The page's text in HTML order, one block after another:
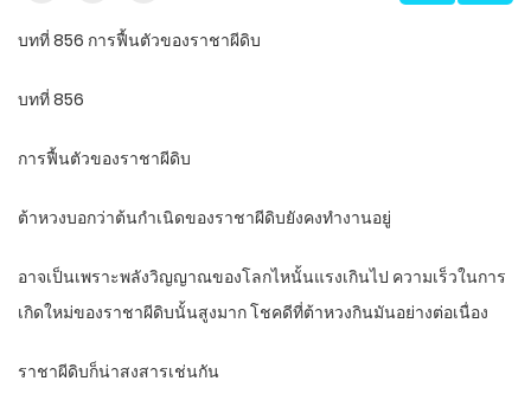
บทที่ 856 การฟื้นตัวของราชาผีดิบ
บทที่ 856
การฟื้นตัวของราชาผีดิบ
ต้าหวงบอกว่าต้นกำเนิดของราชาผีดิบยังคงทำงานอยู่
อาจเป็นเพราะพลังวิญญาณของโลกไหนั้นแรงเกินไป ความเร็วในการ
เกิดใหม่ของราชาผีดิบนั้นสูงมาก โชคดีที่ต้าหวงกินมันอย่างต่อเนื่อง
ราชาผีดิบก็น่าสงสารเช่นกัน